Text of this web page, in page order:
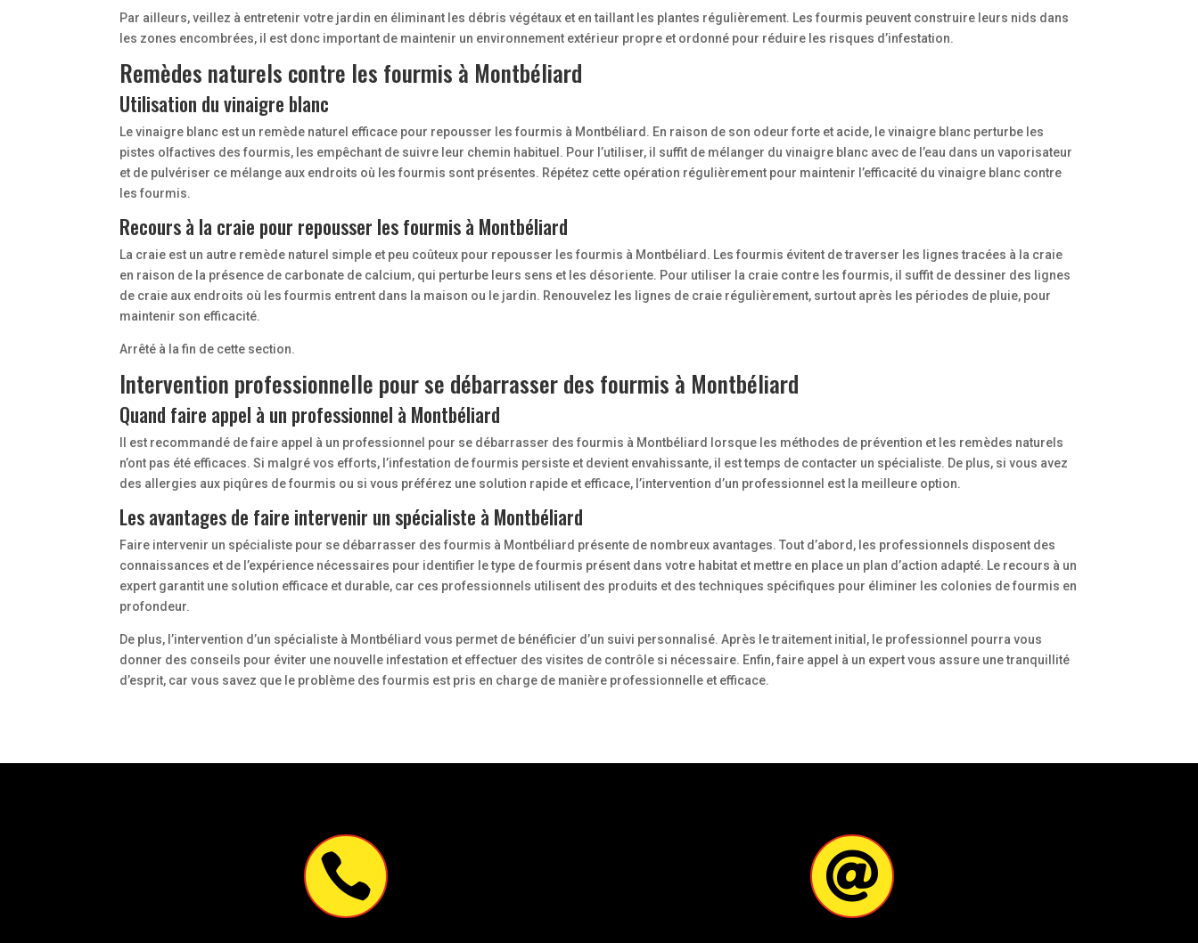
Par ailleurs, veillez à entretenir votre jardin en éliminant les débris végétaux et en taillant les plantes régulièrement. Les fourmis peuvent construire leurs nids dans
les zones encombrées, il est donc important de maintenir un environnement extérieur propre et ordonné pour réduire les risques d’infestation.
Remèdes naturels contre les fourmis à Montbéliard
Utilisation du vinaigre blanc
Le vinaigre blanc est un remède naturel efficace pour repousser les fourmis à Montbéliard. En raison de son odeur forte et acide, le vinaigre blanc perturbe les
pistes olfactives des fourmis, les empêchant de suivre leur chemin habituel. Pour l’utiliser, il suffit de mélanger du vinaigre blanc avec de l’eau dans un vaporisateur
et de pulvériser ce mélange aux endroits où les fourmis sont présentes. Répétez cette opération régulièrement pour maintenir l’efficacité du vinaigre blanc contre
les fourmis.
Recours à la craie pour repousser les fourmis à Montbéliard
La craie est un autre remède naturel simple et peu coûteux pour repousser les fourmis à Montbéliard. Les fourmis évitent de traverser les lignes tracées à la craie
en raison de la présence de carbonate de calcium, qui perturbe leurs sens et les désoriente. Pour utiliser la craie contre les fourmis, il suffit de dessiner des lignes
de craie aux endroits où les fourmis entrent dans la maison ou le jardin. Renouvelez les lignes de craie régulièrement, surtout après les périodes de pluie, pour
maintenir son efficacité.
Arrêté à la fin de cette section.
Intervention professionnelle pour se débarrasser des fourmis à Montbéliard
Quand faire appel à un professionnel à Montbéliard
Il est recommandé de faire appel à un professionnel pour se débarrasser des fourmis à Montbéliard lorsque les méthodes de prévention et les remèdes naturels
n’ont pas été efficaces. Si malgré vos efforts, l’infestation de fourmis persiste et devient envahissante, il est temps de contacter un spécialiste. De plus, si vous avez
des allergies aux piqûres de fourmis ou si vous préférez une solution rapide et efficace, l’intervention d’un professionnel est la meilleure option.
Les avantages de faire intervenir un spécialiste à Montbéliard
Faire intervenir un spécialiste pour se débarrasser des fourmis à Montbéliard présente de nombreux avantages. Tout d’abord, les professionnels disposent des
connaissances et de l’expérience nécessaires pour identifier le type de fourmis présent dans votre habitat et mettre en place un plan d’action adapté. Le recours à un
expert garantit une solution efficace et durable, car ces professionnels utilisent des produits et des techniques spécifiques pour éliminer les colonies de fourmis en
profondeur.
De plus, l’intervention d’un spécialiste à Montbéliard vous permet de bénéficier d’un suivi personnalisé. Après le traitement initial, le professionnel pourra vous
donner des conseils pour éviter une nouvelle infestation et effectuer des visites de contrôle si nécessaire. Enfin, faire appel à un expert vous assure une tranquillité
d’esprit, car vous savez que le problème des fourmis est pris en charge de manière professionnelle et efficace.
 